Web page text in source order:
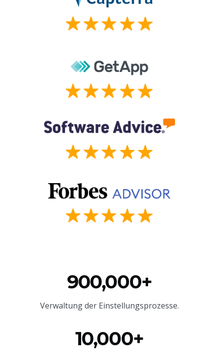
900,000+
Verwaltung der Einstellungsprozesse.
10,000+